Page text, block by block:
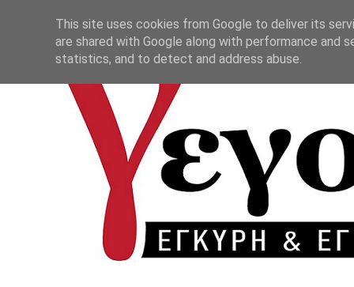
This site uses cookies from Google to deliver its
are shared with Google along with performance and
statistics, and to detect and address abuse.